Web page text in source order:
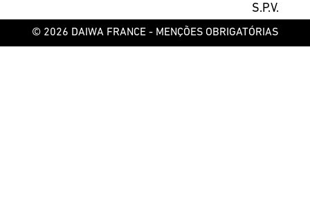
S.P.V.
© 2026 DAIWA FRANCE - MENÇÕES OBRIGATÓRIAS